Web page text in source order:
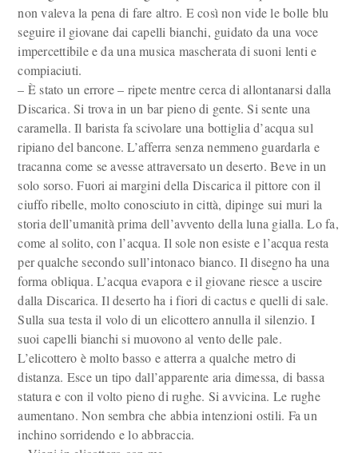
non valeva la pena di fare altro. E così non vide le bolle blu
seguire il giovane dai capelli bianchi, guidato da una voce
impercettibile e da una musica mascherata di suoni lenti e
compiaciuti.
– È stato un errore – ripete mentre cerca di allontanarsi dalla
Discarica. Si trova in un bar pieno di gente. Si sente una
caramella. Il barista fa scivolare una bottiglia d’acqua sul
ripiano del bancone. L’afferra senza nemmeno guardarla e
tracanna come se avesse attraversato un deserto. Beve in un
solo sorso. Fuori ai margini della Discarica il pittore con il
ciuffo ribelle, molto conosciuto in città, dipinge sui muri la
storia dell’umanità prima dell’avvento della luna gialla. Lo fa,
come al solito, con l’acqua. Il sole non esiste e l’acqua resta
per qualche secondo sull’intonaco bianco. Il disegno ha una
forma obliqua. L’acqua evapora e il giovane riesce a uscire
dalla Discarica. Il deserto ha i fiori di cactus e quelli di sale.
Sulla sua testa il volo di un elicottero annulla il silenzio. I
suoi capelli bianchi si muovono al vento delle pale.
L’elicottero è molto basso e atterra a qualche metro di
distanza. Esce un tipo dall’apparente aria dimessa, di bassa
statura e con il volto pieno di rughe. Si avvicina. Le rughe
aumentano. Non sembra che abbia intenzioni ostili. Fa un
inchino sorridendo e lo abbraccia.